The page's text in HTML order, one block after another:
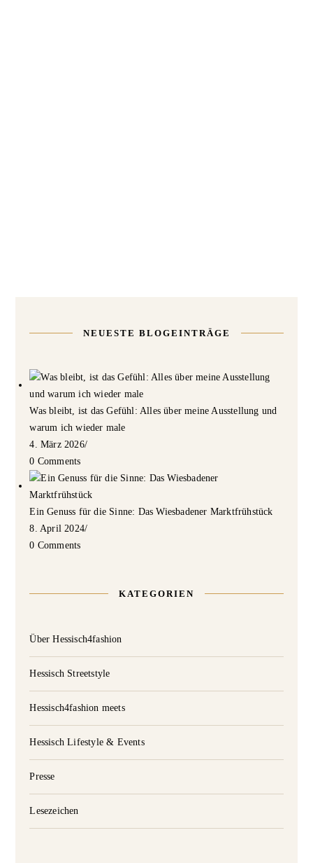
NEUESTE BLOGEINTRÄGE
Was bleibt, ist das Gefühl: Alles über meine Ausstellung und
warum ich wieder male
4. März 2026/
0 Comments
Ein Genuss für die Sinne: Das Wiesbadener Marktfrühstück
8. April 2024/
0 Comments
KATEGORIEN
Über Hessisch4fashion
Hessisch Streetstyle
Hessisch4fashion meets
Hessisch Lifestyle & Events
Presse
Lesezeichen